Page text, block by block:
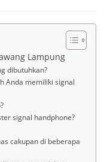
Lampung
dibutuhkan?
Anda memiliki signal
signal handphone?
cakupan di beberapa